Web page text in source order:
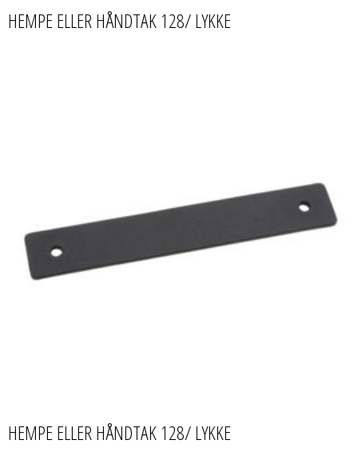
HEMPE ELLER HÅNDTAK 128/ LYKKE
HEMPE ELLER HÅNDTAK 128/ LYKKE